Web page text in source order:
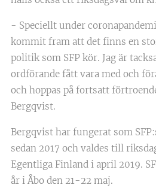
- Speciellt under
kommit fram att det finns en
politik som SFP kör. Jag är
ordförande fått vara med och
och hoppas på fortsatt
Bergqvist.
Bergqvist har fungerat som
sedan 2017 och valdes till
Egentliga Finland i april 2019.
år i Åbo den 21-22 maj.